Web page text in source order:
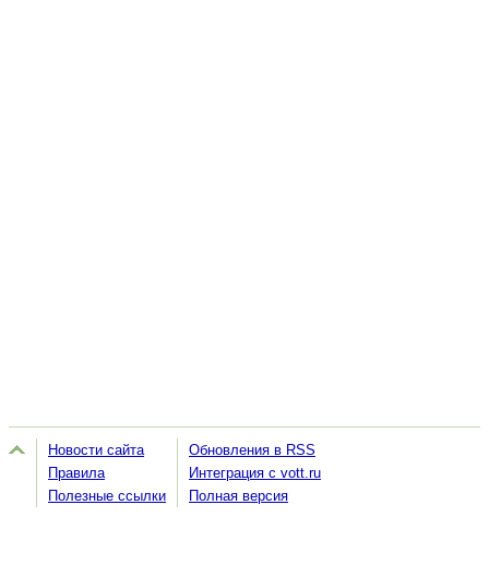
Новости сайта
Правила
Полезные ссылки
Обновления в RSS
Интеграция с vott.ru
Полная версия